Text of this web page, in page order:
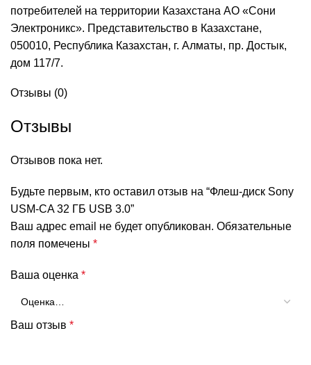
потребителей на территории Казахстана АО «Сони
Электроникс». Представительство в Казахстане,
050010, Республика Казахстан, г. Алматы, пр. Достык,
дом 117/7.
Отзывы (0)
Отзывы
Отзывов пока нет.
Будьте первым, кто оставил отзыв на “Флеш-диск Sony
USM-CA 32 ГБ USB 3.0”
Ваш адрес email не будет опубликован. Обязательные
поля помечены *
Ваша оценка *
Ваш отзыв *